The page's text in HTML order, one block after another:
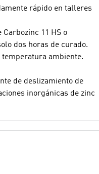
rápido en talleres
11 HS o
dos horas de curado.
ambiente.
de deslizamiento de
inorgánicas de zinc